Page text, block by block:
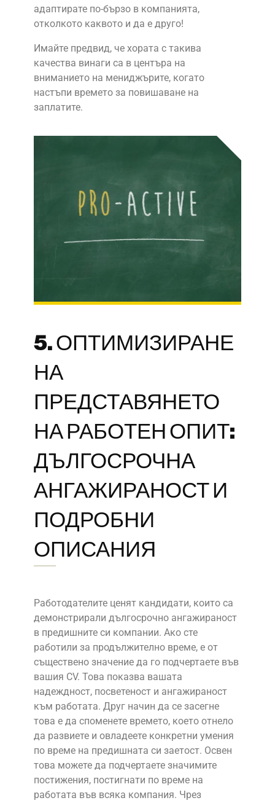
адаптирате по-бързо в компанията,
отколкото каквото и да е друго!
Имайте предвид, че хората с такива
качества винаги са в центъра на
вниманието на мениджърите, когато
настъпи времето за повишаване на
заплатите.
5. ОПТИМИЗИРАНЕ
НА
ПРЕДСТАВЯНЕТО
НА РАБОТЕН ОПИТ:
ДЪЛГОСРОЧНА
АНГАЖИРАНОСТ И
ПОДРОБНИ
ОПИСАНИЯ
Работодателите ценят кандидати, които са
демонстрирали дългосрочно ангажираност
в предишните си компании. Ако сте
работили за продължително време, е от
съществено значение да го подчертаете във
вашия CV. Това показва вашата
надеждност, посветеност и ангажираност
към работата. Друг начин да се засегне
това е да споменете времето, което отнело
да развиете и овладеете конкретни умения
по време на предишната си заетост. Освен
това можете да подчертаете значимите
постижения, постигнати по време на
работата във всяка компания. Чрез